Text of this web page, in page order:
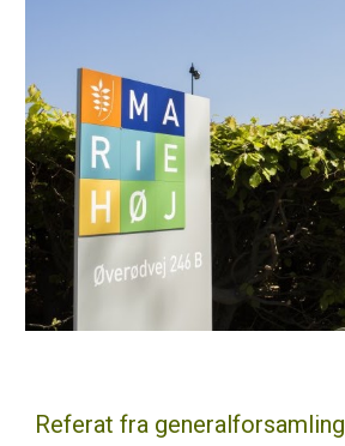
Referat fra generalforsamling